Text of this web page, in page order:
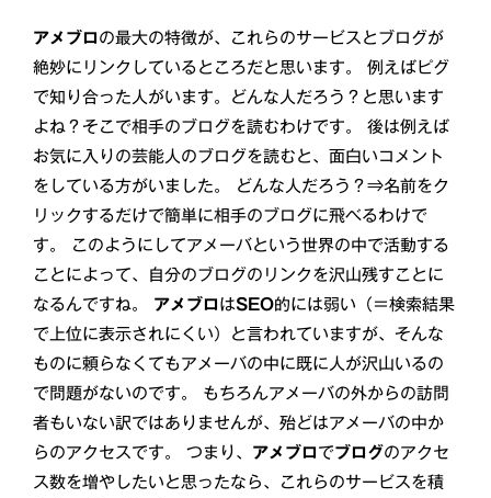
アメブロの最大の特徴が、これらのサービスとブログが
絶妙にリンクしているところだと思います。 例えばピグ
で知り合った人がいます。どんな人だろう？と思います
よね？そこで相手のブログを読むわけです。 後は例えば
お気に入りの芸能人のブログを読むと、面白いコメント
をしている方がいました。 どんな人だろう？⇒名前をク
リックするだけで簡単に相手のブログに飛べるわけで
す。 このようにしてアメーバという世界の中で活動する
ことによって、自分のブログのリンクを沢山残すことに
なるんですね。 アメブロはSEO的には弱い（＝検索結果
で上位に表示されにくい）と言われていますが、そんな
ものに頼らなくてもアメーバの中に既に人が沢山いるの
で問題がないのです。 もちろんアメーバの外からの訪問
者もいない訳ではありませんが、殆どはアメーバの中か
らのアクセスです。 つまり、 アメブロでブログのアクセ
ス数を増やしたいと思ったなら、これらのサービスを積